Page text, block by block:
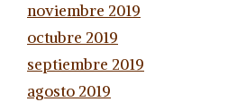
noviembre 2019
octubre 2019
septiembre 2019
agosto 2019